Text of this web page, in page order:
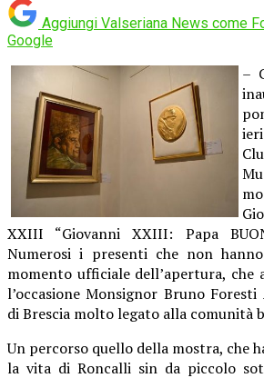
Aggiungi Valseriana News come
Google
–
XXIII “Giovanni XXIII: Papa
Numerosi i presenti che non
momento ufficiale dell’apertura, che
l’occasione Monsignor Bruno
di Brescia molto legato alla comunità
Un percorso quello della mostra, che
la vita di Roncalli sin da piccolo